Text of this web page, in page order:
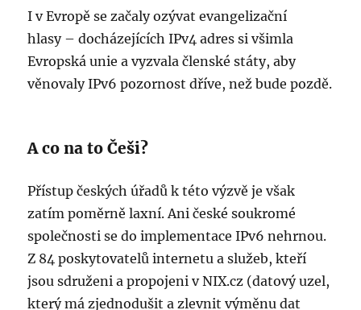
I v Evropě se začaly ozývat evangelizační
hlasy – docházejících IPv4 adres si všimla
Evropská unie a vyzvala členské státy, aby
věnovaly IPv6 pozornost dříve, než bude pozdě.
A co na to Češi?
Přístup českých úřadů k této výzvě je však
zatím poměrně laxní. Ani české soukromé
společnosti se do implementace IPv6 nehrnou.
Z 84 poskytovatelů internetu a služeb, kteří
jsou sdruženi a propojeni v NIX.cz (datový uzel,
který má zjednodušit a zlevnit výměnu dat